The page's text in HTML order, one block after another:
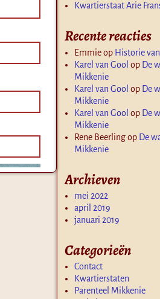
Kwartierstaat Arie
Recente reacties
Emmieop Historie
Karel van Gool op De
Mikkenie
Karel van Gool op De
Mikkenie
Karel van Gool op De
Mikkenie
Rene Beerlingop De
Mikkenie
Archieven
mei 2022
april 2019
januari 2019
Categorieën
Contact
Kwartierstaten
Parenteel Mikkenie